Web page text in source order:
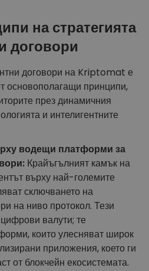
на стратегията
договори
договори на Kriptomat е
основополагащи принципи,
през динамичния
и интелигентните
водещи платформи за
Крайъгълният камък на
върху най-големите
сключването на
на ниво протокол. Тези
валути; те
които улесняват широк
приложения, което ги
от блокчейн екосистемата.